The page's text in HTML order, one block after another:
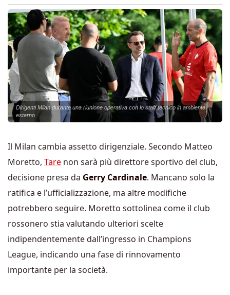
Dirigenti Milan durante una riunione operativa con lo staff tecnico in ambiente
esterno
Il Milan cambia assetto dirigenziale. Secondo Matteo
Moretto, Tare non sarà più direttore sportivo del club,
decisione presa da Gerry Cardinale. Mancano solo la
ratifica e l’ufficializzazione, ma altre modifiche
potrebbero seguire. Moretto sottolinea come il club
rossonero stia valutando ulteriori scelte
indipendentemente dall’ingresso in Champions
League, indicando una fase di rinnovamento
importante per la società.